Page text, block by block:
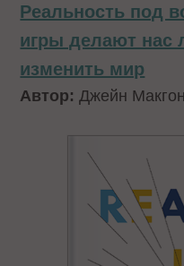
Реальность под
игры делают нас
изменить мир
Автор:Джейн